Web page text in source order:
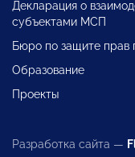
Декларация о
субъектами МСП
Бюро по защите прав
Образование
Проекты
Разработка сайта —